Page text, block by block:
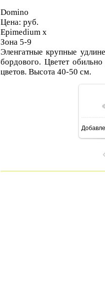
Domino
Цена: руб.
Epimedium х
Зона 5-9
Эленгатные крупные
бордового. Цветет
цветов. Высота 40-50 см.